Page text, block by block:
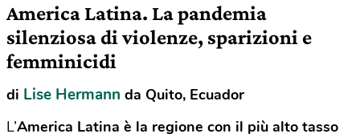
America Latina. La pandemia
silenziosa di violenze, sparizioni e
femminicidi
di Lise Hermann da Quito, Ecuador
L’America Latina è la regione con il più alto tasso